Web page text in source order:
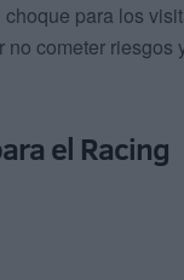
para los
no cometer
el Racing